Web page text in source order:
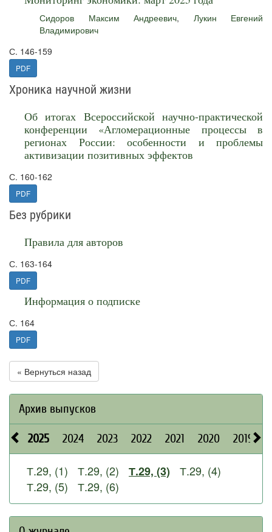
Сидоров Максим Андреевич, Лукин Евгений
Владимирович
С. 146-159
PDF
Хроника научной жизни
Об итогах Всероссийской научно-практической
конференции «Агломерационные процессы в
регионах России: особенности и проблемы
активизации позитивных эффектов
С. 160-162
PDF
Без рубрики
Правила для авторов
С. 163-164
PDF
Информация о подписке
С. 164
PDF
« Вернуться назад
Архив выпусков
2025 2024 2023 2022 2021 2020 2019
Т.29, (1) Т.29, (2) Т.29, (3)
Т.29, (4)
Т.29, (5)
Т.29, (6)